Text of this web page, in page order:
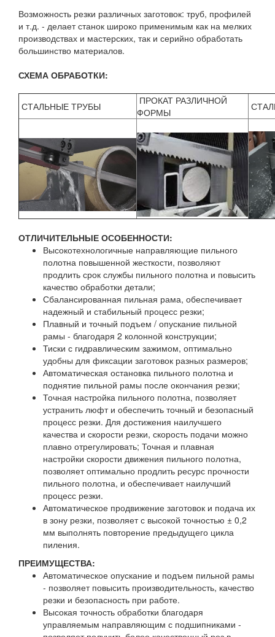
Возможность резки различных заготовок: труб, профилей
и т.д. - делает станок широко применимым как на мелких
производствах и мастерских, так и серийно обработать
большинство материалов.
СХЕМА ОБРАБОТКИ:
СТАЛЬНЫЕ ТРУБЫ
ПРОКАТ РАЗЛИЧНОЙ
ФОРМЫ
ОТЛИЧИТЕЛЬНЫЕ ОСОБЕННОСТИ:
Высокотехнологичные направляющие пильного
полотна повышенной жесткости, позволяют
продлить срок службы пильного полотна и повысить
качество обработки детали;
Сбалансированная пильная рама, обеспечивает
надежный и стабильный процесс резки;
Плавный и точный подъем / опускание пильной
рамы - благодаря 2 колонной конструкции;
Тиски с гидравлическим зажимом, оптимально
удобны для фиксации заготовок разных размеров;
Автоматическая остановка пильного полотна и
поднятие пильной рамы после окончания резки;
Точная настройка пильного полотна, позволяет
устранить люфт и обеспечить точный и безопасный
процесс резки. Для достижения наилучшего
качества и скорости резки, скорость подачи можно
плавно отрегулировать; Точная и плавная
настройки скорости движения пильного полотна,
позволяет оптимально продлить ресурс прочности
пильного полотна, и обеспечивает наилучший
процесс резки.
Автоматическое продвижение заготовок и подача их
в зону резки, позволяет с высокой точностью ± 0,2
мм выполнять повторение предыдущего цикла
пиления.
ПРЕИМУЩЕСТВА:
Автоматическое опускание и подъем пильной рамы
- позволяет повысить производительность, качество
резки и безопасность при работе.
Высокая точность обработки благодаря
управляемым направляющим с подшипниками -